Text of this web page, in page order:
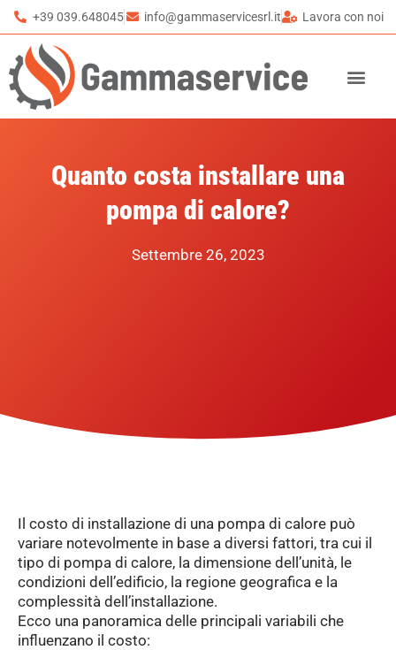
+39 039.648045 info@gammaservicesrl.it Lavora con noi
Quanto costa installare una
pompa di calore?
Settembre 26, 2023
Il costo di installazione di una pompa di calore può
variare notevolmente in base a diversi fattori, tra cui il
tipo di pompa di calore, la dimensione dell’unità, le
condizioni dell’edificio, la regione geografica e la
complessità dell’installazione.
Ecco una panoramica delle principali variabili che
influenzano il costo: